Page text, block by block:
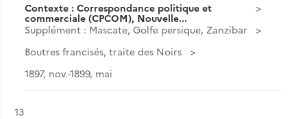
Contexte : Correspondance politique et
commerciale (CPCOM), Nouvelle...
Supplément : Mascate, Golfe persique, Zanzibar
Boutres francisés, traite des Noirs
1897, nov.-1899, mai
Résultat n°
13